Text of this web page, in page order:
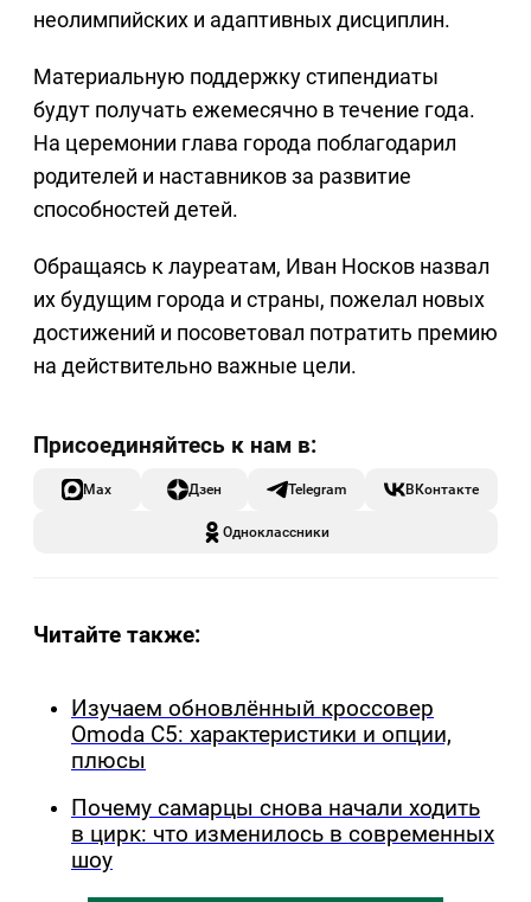
неолимпийских и адаптивных дисциплин.
Материальную поддержку стипендиаты
будут получать ежемесячно в течение года.
На церемонии глава города поблагодарил
родителей и наставников за развитие
способностей детей.
Обращаясь к лауреатам, Иван Носков назвал
их будущим города и страны, пожелал новых
достижений и посоветовал потратить премию
на действительно важные цели.
Max Дзен Telegram ВКонтакте
Одноклассники
Читайте также:
Изучаем обновлённый кроссовер
Omoda C5: характеристики и опции,
плюсы
Почему самарцы снова начали ходить
в цирк: что изменилось в современных
шоу